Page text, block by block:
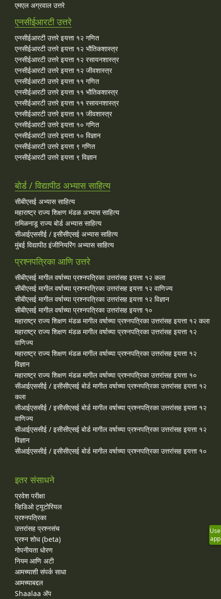
एमएल अग्रवाल उत्तरे
एनसीईआरटी उत्तरे
एनसीईआरटी उत्तरे इयत्ता १२ गणित
एनसीईआरटी उत्तरे इयत्ता १२ भौतिकशास्त्र
एनसीईआरटी उत्तरे इयत्ता १२ रसायनशास्त्र
एनसीईआरटी उत्तरे इयत्ता १२ जीवशास्त्र
एनसीईआरटी उत्तरे इयत्ता ११ गणित
एनसीईआरटी उत्तरे इयत्ता ११ भौतिकशास्त्र
एनसीईआरटी उत्तरे इयत्ता ११ रसायनशास्त्र
एनसीईआरटी उत्तरे इयत्ता ११ जीवशास्त्र
एनसीईआरटी उत्तरे इयत्ता १० गणित
एनसीईआरटी उत्तरे इयत्ता १० विज्ञान
एनसीईआरटी उत्तरे इयत्ता ९ गणित
एनसीईआरटी उत्तरे इयत्ता ९ विज्ञान
बोर्ड / विद्यापीठ अभ्यास साहित्य
सीबीएसई अभ्यास साहित्य
महाराष्ट्र राज्य शिक्षण मंडळ अभ्यास साहित्य
तमिळनाडू राज्य बोर्ड अभ्यास साहित्य
सीआईएससीई / इसीसीएसई अभ्यास साहित्य
मुंबई विद्यापीठ इंजीनियरिंग अभ्यास साहित्य
प्रश्नपत्रिका आणि उत्तरे
सीबीएसई मागील वर्षाच्या प्रश्‍नपत्रिका उत्तरांसह इयत्ता १२ कला
सीबीएसई मागील वर्षाच्या प्रश्‍नपत्रिका उत्तरांसह इयत्ता १२ वाणिज्य
सीबीएसई मागील वर्षाच्या प्रश्‍नपत्रिका उत्तरांसह इयत्ता १२ विज्ञान
सीबीएसई मागील वर्षाच्या प्रश्‍नपत्रिका उत्तरांसह इयत्ता १०
महाराष्ट्र राज्य शिक्षण मंडळ मागील वर्षाच्या प्रश्‍नपत्रिका उत्तरांसह इयत्ता १२ कला
महाराष्ट्र राज्य शिक्षण मंडळ मागील वर्षाच्या प्रश्‍नपत्रिका उत्तरांसह इयत्ता १२
वाणिज्य
महाराष्ट्र राज्य शिक्षण मंडळ मागील वर्षाच्या प्रश्‍नपत्रिका उत्तरांसह इयत्ता १२
विज्ञान
महाराष्ट्र राज्य शिक्षण मंडळ मागील वर्षाच्या प्रश्‍नपत्रिका उत्तरांसह इयत्ता १०
सीआईएससीई / इसीसीएसई बोर्ड मागील वर्षाच्या प्रश्‍नपत्रिका उत्तरांसह इयत्ता १२
कला
सीआईएससीई / इसीसीएसई बोर्ड मागील वर्षाच्या प्रश्‍नपत्रिका उत्तरांसह इयत्ता १२
वाणिज्य
सीआईएससीई / इसीसीएसई बोर्ड मागील वर्षाच्या प्रश्‍नपत्रिका उत्तरांसह इयत्ता १२
विज्ञान
सीआईएससीई / इसीसीएसई बोर्ड मागील वर्षाच्या प्रश्‍नपत्रिका उत्तरांसह इयत्ता १०
इतर संसाधने
प्रवेश परीक्षा
व्हिडिओ ट्यूटोरियल
प्रश्नपत्रिका
उत्तरांसह प्रश्नसंच
प्रश्न शोध (beta)
गोपनीयता धोरण
नियम आणि अटी
आमच्याशी संपर्क साधा
आमच्याबद्दल
Shaalaa ॲप
Use
app